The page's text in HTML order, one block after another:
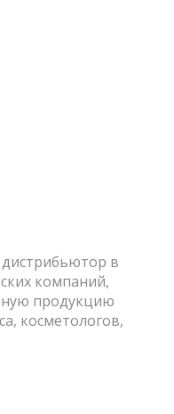
в
компаний,
продукцию
косметологов,